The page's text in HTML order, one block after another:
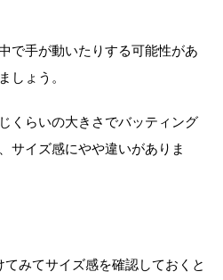
で手が動いたりする可能性があ
しょう。
くらいの大きさでバッティング
サイズ感にやや違いがありま
みてサイズ感を確認しておくと